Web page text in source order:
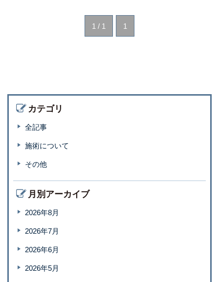
1 / 1 1
カテゴリ
全記事
施術について
その他
月別アーカイブ
2026年8月
2026年7月
2026年6月
2026年5月